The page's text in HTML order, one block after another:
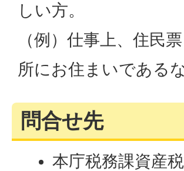
しい方。
（例）仕事上、住民
所にお住まいである
問合せ先
本庁税務課資産